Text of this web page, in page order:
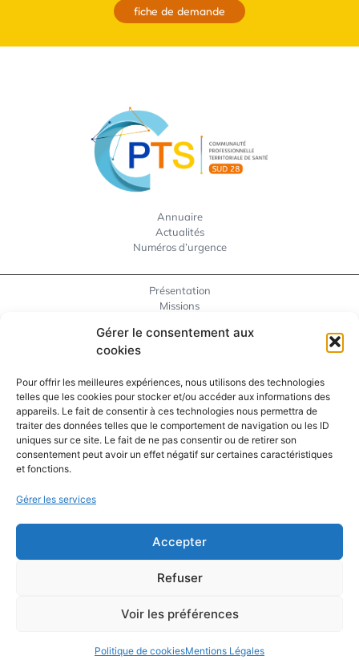
Gérer le consentement aux
cookies
Pour offrir les meilleures expériences, nous utilisons des technologies
telles que les cookies pour stocker et/ou accéder aux informations des
appareils. Le fait de consentir à ces technologies nous permettra de
traiter des données telles que le comportement de navigation ou les ID
uniques sur ce site. Le fait de ne pas consentir ou de retirer son
consentement peut avoir un effet négatif sur certaines caractéristiques
et fonctions.
Gérer les services
Accepter
Refuser
Voir les préférences
Politique de cookiesMentions Légales
fiche de demande
Annuaire
Actualités
Numéros d’urgence
Présentation
Missions
Contact
Accès aux soins
Organisation des parcours
Gestion de crise
Actions de prévention
Accompagnement des pros
©2026_CPTS SUD 28
par